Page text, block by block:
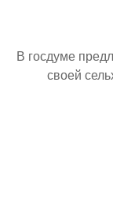
В госдуме
своей